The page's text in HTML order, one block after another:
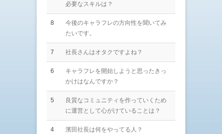
必要なスキルは？
8
今後のキャラフレの方向性を聞いてみ
たいです。
7 社長さんはオタクですよね？
6
キャラフレを開始しようと思ったきっ
かけはなんですか？
5
良質なコミュニティを作っていくため
に運営として心がけていることは？
4 濱田社長は何をやってる人？